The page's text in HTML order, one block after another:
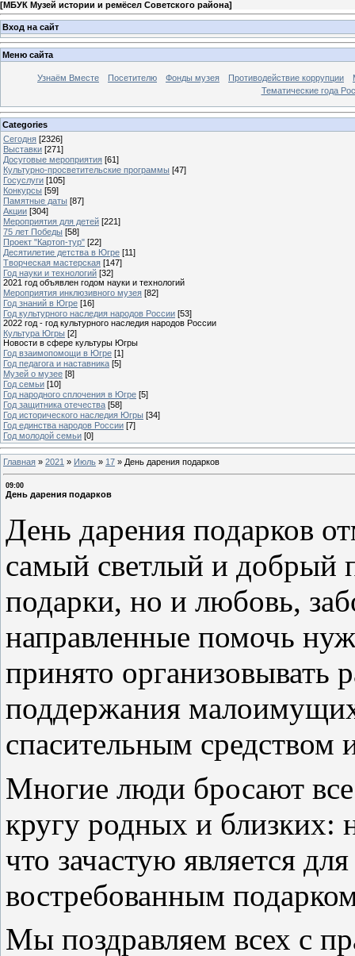
[МБУК Музей истории и ремёсел Советского района]
Вход на сайт
Меню сайта
Узнаём Вместе Посетителю Фонды музея Противодействие коррупции
Тематические года
Categories
Сегодня [2326]
Выставки [271]
Досуговые мероприятия [61]
Культурно-просветительские программы [47]
Госуслуги [105]
Конкурсы [59]
Памятные даты [87]
Акции [304]
Мероприятия для детей [221]
75 лет Победы [58]
Проект "Картоп-тур" [22]
Десятилетие детства в Югре [11]
Творческая мастерская [147]
Год науки и технологий [32]
2021 год объявлен годом науки и технологий
Мероприятия инклюзивного музея [82]
Год знаний в Югре [16]
Год культурного наследия народов России [53]
2022 год - год культурного наследия народов России
Культура Югры [2]
Новости в сфере культуры Югры
Год взаимопомощи в Югре [1]
Год педагога и наставника [5]
Музей о музее [8]
Год семьи [10]
Год народного сплочения в Югре [5]
Год защитника отечества [58]
Год исторического наследия Югры [34]
Год единства народов России [7]
Год молодой семьи [0]
Главная » 2021 » Июль » 17 » День дарения подарков
09:00
День дарения подарков
День дарения подарков
самый светлый и добрый
подарки, но и любовь,
направленные помочь
принято организовывать
поддержания
спасительным
Многие люди бросают
кругу родных и близких:
что зачастую является
востребованным
Мы поздравляем всех с